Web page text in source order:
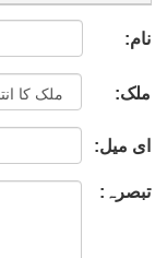
نام:
ملک:
ای میل:
تبصرہ: